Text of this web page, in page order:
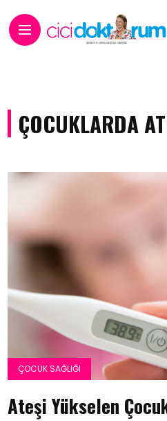
ÇOCUKLARDA
ÇOCUK SAĞLIĞI
Ateşi Yükselen